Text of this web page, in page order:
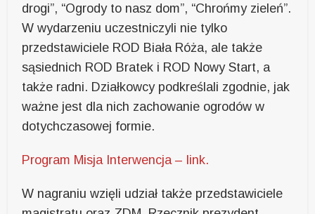
drogi”, “Ogrody to nasz dom”, “Chrońmy zieleń”.
W wydarzeniu uczestniczyli nie tylko
przedstawiciele ROD Biała Róża, ale także
sąsiednich ROD Bratek i ROD Nowy Start, a
także radni. Działkowcy podkreślali zgodnie, jak
ważne jest dla nich zachowanie ogrodów w
dotychczasowej formie.
Program Misja Interwencja – link.
W nagraniu wzięli udział także przedstawiciele